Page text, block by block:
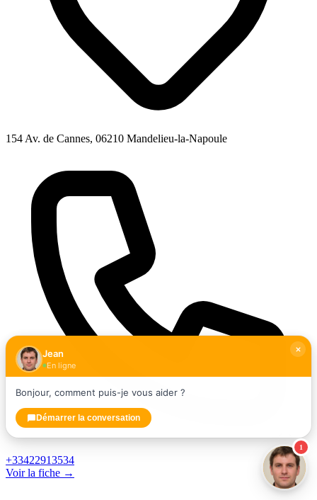
154 Av. de Cannes, 06210 Mandelieu-la-Napoule
+33422913534
Voir la fiche →
1
Jean
En ligne
Bonjour, comment puis-je vous aider ?
Démarrer la conversation